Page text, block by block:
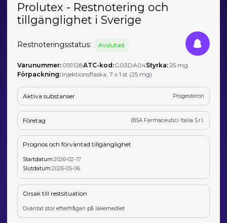
Prolutex - Restnotering och
tillgänglighet i Sverige
Restnoteringsstatus: Avslutad
Varunummer: 059128ATC-kod:G03DA04Styrka:25 mg
Förpackning: Injektionsflaska, 7 x 1 st (25 mg)
Aktiva substanser Progesteron
Företag IBSA Farmaceutici Italia S.r.l.
Prognos och förväntad tillgänglighet
Startdatum:2026-02-17
Slutdatum:2026-05-06
Orsak till restsituation
Oväntat stor efterfrågan på läkemedlet